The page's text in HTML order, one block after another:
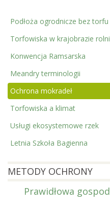
Podłoża ogrodnicze bez torfu
Torfowiska w krajobrazie
Konwencja Ramsarska
Meandry terminologii
Ochrona mokradeł
Torfowiska a klimat
Usługi ekosystemowe rzek
Letnia Szkoła Bagienna
METODY OCHRONY
Prawidłowa